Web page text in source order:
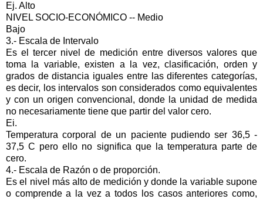
Ej. Alto
NIVEL SOCIO-ECONÓMICO -- Medio
Bajo
3.- Escala de Intervalo
Es el tercer nivel de medición entre diversos valores que
toma la variable, existen a la vez, clasificación, orden y
grados de distancia iguales entre las diferentes categorías,
es decir, los intervalos son considerados como equivalentes
y con un origen convencional, donde la unidad de medida
no necesariamente tiene que partir del valor cero.
Ei.
Temperatura corporal de un paciente pudiendo ser 36,5 -
37,5 C pero ello no significa que la temperatura parte de
cero.
4.- Escala de Razón o de proporción.
Es el nivel más alto de medición y donde la variable supone
o comprende a la vez a todos los casos anteriores como,